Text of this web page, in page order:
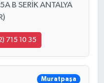
B SERİK ANTALYA
715 10 35
Muratpaşa